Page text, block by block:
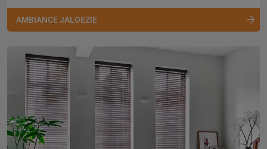
AMBIANCE JALOEZIE